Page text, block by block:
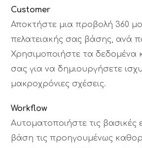
Customer
Αποκτήστε μια προβολή 360
πελατειακής σας βάσης, ανά
Χρησιμοποιήστε τα δεδομένα
σας για να δημιουργήσετε
μακροχρόνιες σχέσεις.
Workflow
Αυτοματοποιήστε τις βασικές
βάση τις προηγουμένως